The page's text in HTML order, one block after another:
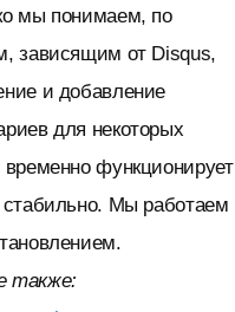
мы понимаем, по
зависящим от Disqus,
и добавление
для некоторых
временно функционирует
стабильно. Мы работаем
также: